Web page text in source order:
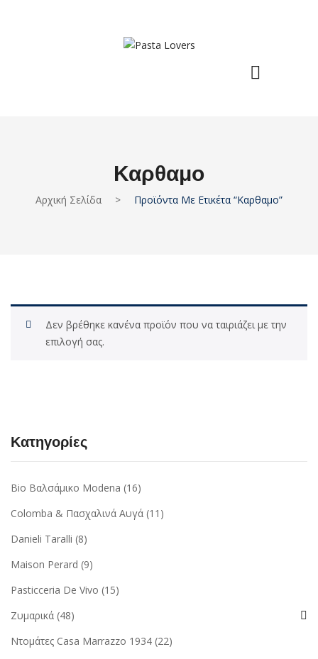
Καρθαμο
Αρχική Σελίδα > Προϊόντα Με Ετικέτα “καρθαμο”
Δεν βρέθηκε κανένα προϊόν που να ταιριάζει με την
επιλογή σας.
Κατηγορίες
Bio Βαλσάμικο Modena (16)
Colomba & Πασχαλινά Αυγά (11)
Danieli Taralli (8)
Maison Perard (9)
Pasticceria De Vivo (15)
Ζυμαρικά (48)
Ντομάτες Casa Marrazzo 1934 (22)